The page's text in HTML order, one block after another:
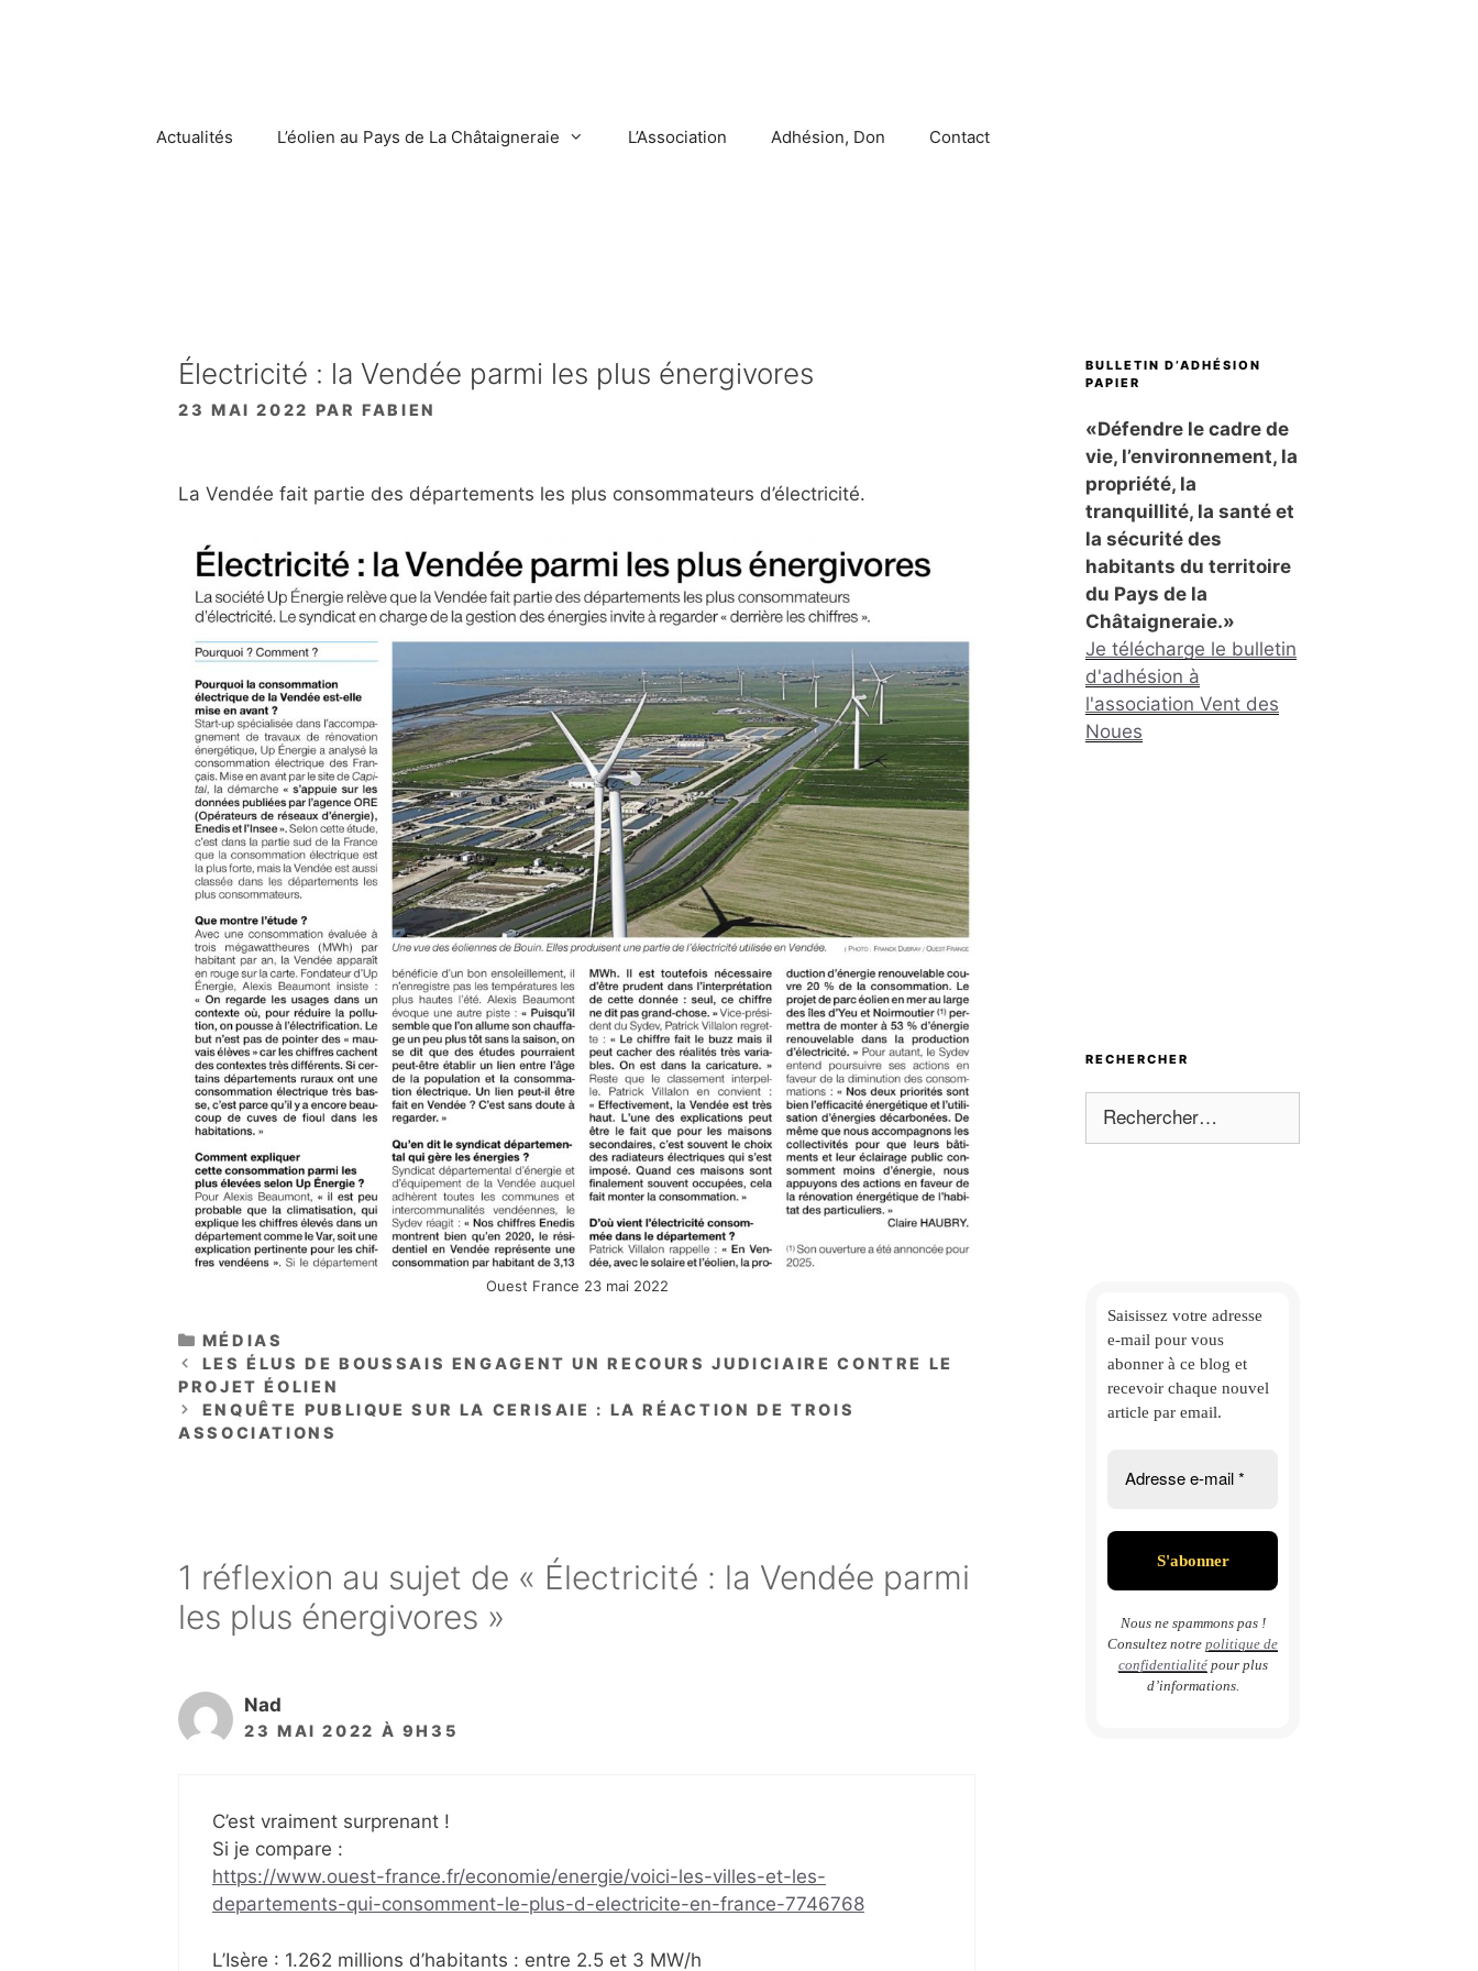
Actualités L’éolien au Pays de La Châtaigneraie L’Association Adhésion, Don Contact
Électricité : la Vendée parmi les plus énergivores
23 MAI 2022 PARFABIEN
La Vendée fait partie des départements les plus consommateurs d’électricité.
Ouest France 23 mai 2022
CATÉGORIES
MÉDIAS
LES ÉLUS DE BOUSSAIS ENGAGENT UN RECOURS JUDICIAIRE CONTRE LE
PROJET ÉOLIEN
ENQUÊTE PUBLIQUE SUR LA CERISAIE : LA RÉACTION DE TROIS
ASSOCIATIONS
1 réflexion au sujet de « Électricité : la Vendée parmi
les plus énergivores »
Nad
23 MAI 2022 À 9H35
C’est vraiment surprenant !
Si je compare :
https://www.ouest-france.fr/economie/energie/voici-les-villes-et-les-
departements-qui-consomment-le-plus-d-electricite-en-france-7746768
L’Isère : 1.262 millions d’habitants : entre 2.5 et 3 MW/h
BULLETIN D’ADHÉSION
PAPIER
«Défendre le cadre de
vie, l’environnement, la
propriété, la
tranquillité, la santé et
la sécurité des
habitants du territoire
du Pays de la
Châtaigneraie.»
Je télécharge le bulletin
d'adhésion à
l'association Vent des
Noues
RECHERCHER
Saisissez votre adresse
e-mail pour vous
abonner à ce blog et
recevoir chaque nouvel
article par email.
Nous ne spammons pas !
Consultez notre politique de
confidentialitépour plus
d’informations.